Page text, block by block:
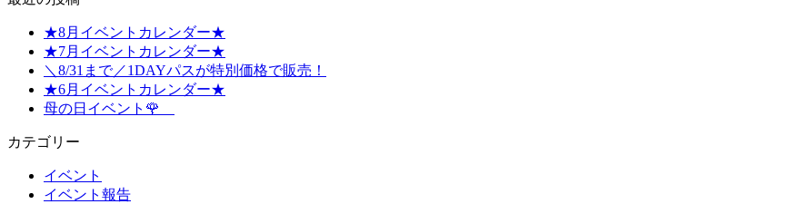
★8月イベントカレンダー★
★7月イベントカレンダー★
＼8/31まで／1DAYパスが特別価格で販売！
★6月イベントカレンダー★
母の日イベント🌹
カテゴリー
イベント
イベント報告